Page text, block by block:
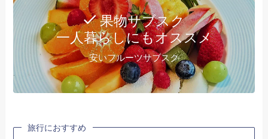
果物サブスク
一人暮らしにもオススメ
安いフルーツサブスク
旅行におすすめ